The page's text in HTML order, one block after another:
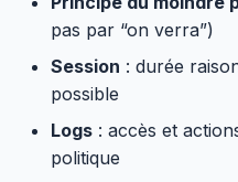
pas par “on verra”)
Session : durée
possible
Logs: accès et
politique